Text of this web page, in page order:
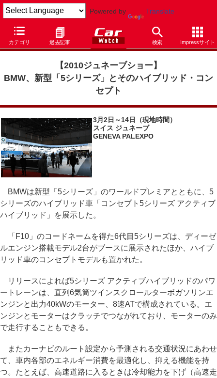
Powered by Translate
カテゴリ 過去記事 検索 Impressサイト
Car Watch イベント ジュネーブショー 2010
【2010ジュネーブショー】
BMW、新型「5シリーズ」とそのハイブリッド・コン
セプト
3月2日～14日（現地時間）
スイス ジュネーブ
GENEVA PALEXPO
BMWは新型「5シリーズ」のワールドプレミアとともに、5
シリーズのハイブリッド車「コンセプト5シリーズ アクティブ
ハイブリッド」を展示した。
「F10」のコードネームを得た6代目5シリーズは、ディーゼ
ルエンジン搭載モデル2台がブースに展示されたほか、ハイブ
リッド車のコンセプトモデルも置かれた。
リリースによれば5シリーズ アクティブハイブリッドのパワ
ートレーンは、直列6気筒ツインスクロールターボガソリンエ
ンジンと出力40kWのモーター、8速ATで構成されている。エ
ンジンとモーターはクラッチでつながれており、モーターのみ
で走行することもできる。
またカーナビのルート設定から予測される交通状況にあわせ
て、車内各部のエネルギー消費を最適化し、抑える機能を持
つ。たとえば、高速道路に入るときは冷却能力を下げ（高速走